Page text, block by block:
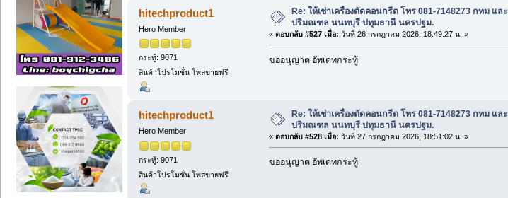
hitechproduct1
Hero Member
กระทู้: 9071
สินค้าโปรโมชั่น โพสขายฟรี
Re: ให้เช่าเครื่องตัดคอนกรีต โทร 081-7148273 กทม และ
ปริมณฑล นนทบุรี ปทุมธานี นครปฐม.
« ตอบกลับ #527 เมื่อ: วันที่ 26 กรกฎาคม 2026, 18:49:27 น. »
ขออนุญาต อัพเดทกระทู้
hitechproduct1
Hero Member
กระทู้: 9071
สินค้าโปรโมชั่น โพสขายฟรี
Re: ให้เช่าเครื่องตัดคอนกรีต โทร 081-7148273 กทม และ
ปริมณฑล นนทบุรี ปทุมธานี นครปฐม.
« ตอบกลับ #528 เมื่อ: วันที่ 27 กรกฎาคม 2026, 18:51:02 น. »
ขออนุญาต อัพเดทกระทู้